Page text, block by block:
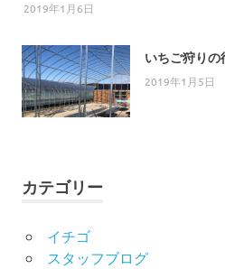
2019年1月6日
いちご狩りの
2019年1月5日
カテゴリー
イチゴ
スタッフブログ